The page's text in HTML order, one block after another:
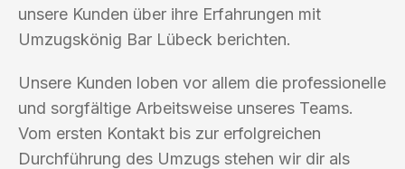
unsere Kunden über ihre Erfahrungen mit
Umzugskönig Bar Lübeck berichten.
Unsere Kunden loben vor allem die professionelle
und sorgfältige Arbeitsweise unseres Teams.
Vom ersten Kontakt bis zur erfolgreichen
Durchführung des Umzugs stehen wir dir als